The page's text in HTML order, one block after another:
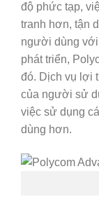
độ phức tạp,
tranh hơn, tận
người dùng
phát triển,
đó. Dịch vụ lợi
của người sử
việc sử dụng
dùng hơn.